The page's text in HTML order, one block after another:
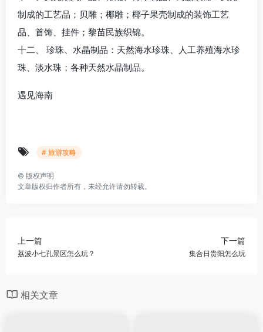
制成的工艺品；贝雕；椰雕；椰子果壳制成的装饰工艺
品、首饰、挂件；黎苗民族织锦。
十二、 珍珠、水晶制品：天然海水珍珠、人工养殖海水珍
珠、淡水珠；各种天然水晶制品。
遇见海南
# 旅游攻略
© 版权声明
文章版权归作者所有，未经允许请勿转载。
上一篇
荔波小七孔景区怎么玩？
下一篇
集合日贵阳怎么玩
相关文章